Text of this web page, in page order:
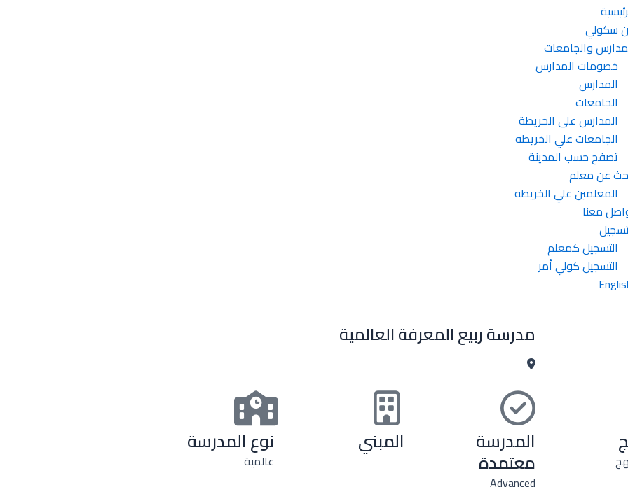
سكولي
والجامعات
خصومات المدارس
المدارس
الجامعات
المدارس على الخريطة
الجامعات علي الخريطه
تصفح حسب المدينة
عن معلم
المعلمين علي الخريطه
معنا
التسجيل كمعلم
التسجيل كولي أمر
مدرسة ربيع المعرفة العالمية
المدرسة
معتمدة
Advanced
المبني نوع المدرسة
عالمية